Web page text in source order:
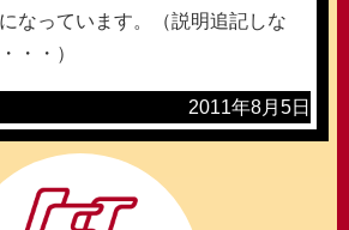
なっています。（説明追記しな
・・）
2011年8月5日